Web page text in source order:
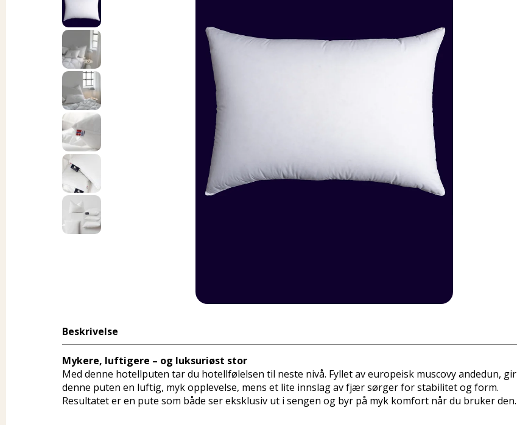
Beskrivelse
Mykere, luftigere – og luksuriøst stor
Med denne hotellputen tar du hotellfølelsen til neste nivå. Fyllet av europeisk muscovy andedun, gir
denne puten en luftig, myk opplevelse, mens et lite innslag av fjær sørger for stabilitet og form.
Resultatet er en pute som både ser eksklusiv ut i sengen og byr på myk komfort når du bruker den.